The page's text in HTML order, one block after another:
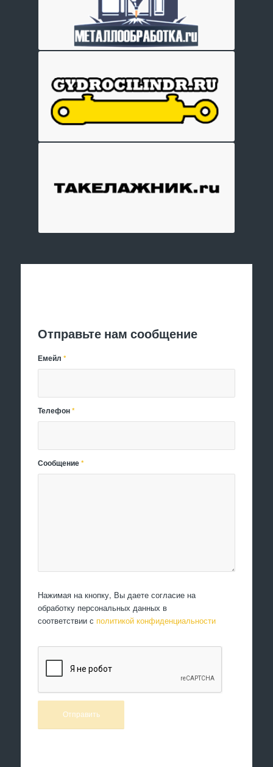
Отправьте нам сообщение
Емейл*
Телефон*
Сообщение*
Нажимая на кнопку, Вы даете согласие на
обработку персональных данных в
соответствии с политикой конфиденциальности